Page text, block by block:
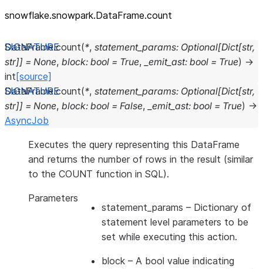
snowflake.snowpark.DataFrame.count
DataFrame.count(*, statement_params: Optional[Dict[str,
str]] = None, block: bool = True, _emit_ast: bool = True) →
int [source]
DataFrame.count(*, statement_params: Optional[Dict[str,
str]] = None, block: bool = False, _emit_ast: bool = True) →
AsyncJob
Executes the query representing this DataFrame
and returns the number of rows in the result (similar
to the COUNT function in SQL).
Parameters
statement_params – Dictionary of
statement level parameters to be
set while executing this action.
block – A bool value indicating